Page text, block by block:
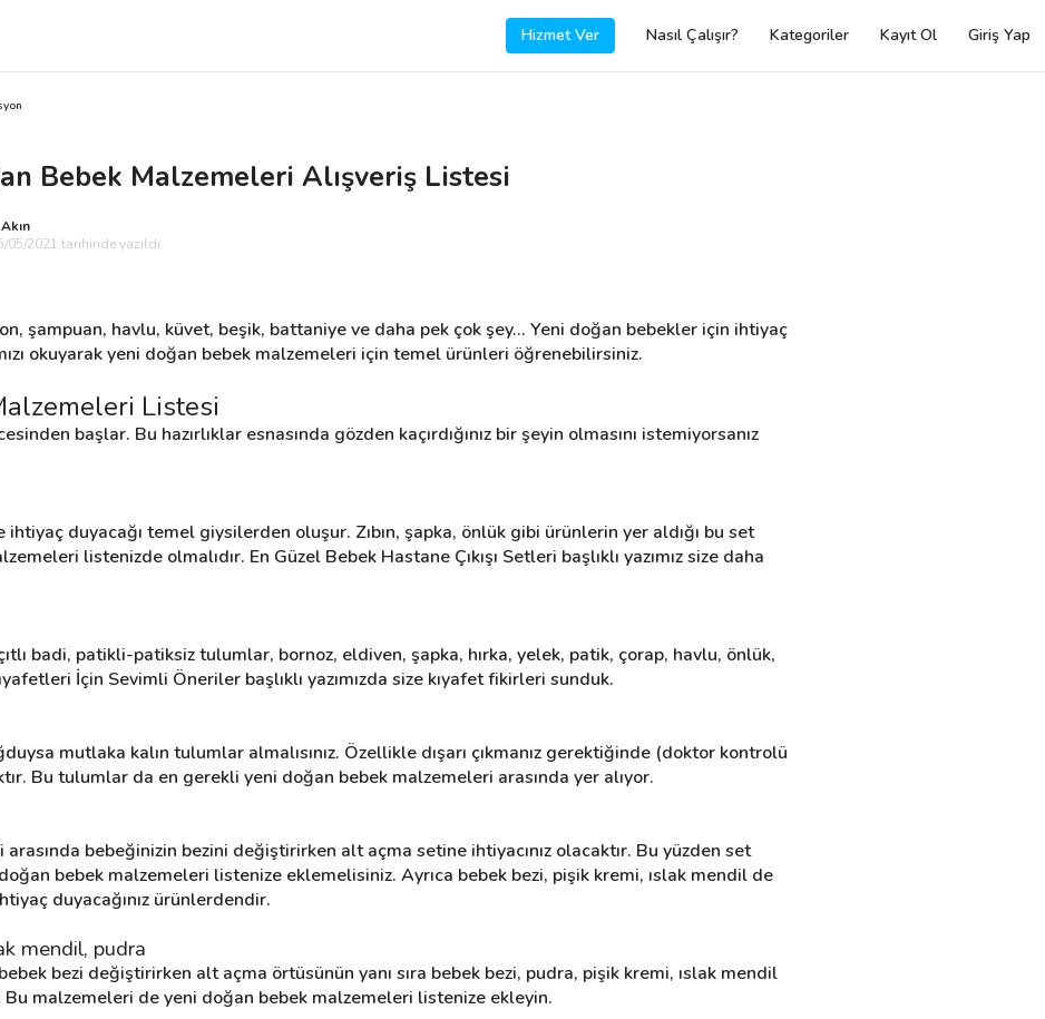
Hizmet Ver Nasıl Çalışır? Kategoriler Kayıt Ol Giriş Yap
Bebek Malzemeleri Alışveriş Listesi
05/2021 tarihinde yazıldı.
şampuan, havlu, küvet, beşik, battaniye ve daha pek çok şey... Yeni doğan bebekler için ihtiyaç
okuyarak yeni doğan bebek malzemeleri için temel ürünleri öğrenebilirsiniz.
Listesi
başlar. Bu hazırlıklar esnasında gözden kaçırdığınız bir şeyin olmasını istemiyorsanız
duyacağı temel giysilerden oluşur. Zıbın, şapka, önlük gibi ürünlerin yer aldığı bu set
listenizde olmalıdır. En Güzel Bebek Hastane Çıkışı Setleri başlıklı yazımız size daha
çıtlı badi, patikli-patiksiz tulumlar, bornoz, eldiven, şapka, hırka, yelek, patik, çorap, havlu, önlük,
İçin Sevimli Öneriler başlıklı yazımızda size kıyafet fikirleri sunduk.
mutlaka kalın tulumlar almalısınız. Özellikle dışarı çıkmanız gerektiğinde (doktor kontrolü
Bu tulumlar da en gerekli yeni doğan bebek malzemeleri arasında yer alıyor.
bebeğinizin bezini değiştirirken alt açma setine ihtiyacınız olacaktır. Bu yüzden set
bebek malzemeleri listenize eklemelisiniz. Ayrıca bebek bezi, pişik kremi, ıslak mendil de
duyacağınız ürünlerdendir.
mendil, pudra
bezi değiştirirken alt açma örtüsünün yanı sıra bebek bezi, pudra, pişik kremi, ıslak mendil
Bu malzemeleri de yeni doğan bebek malzemeleri listenize ekleyin.